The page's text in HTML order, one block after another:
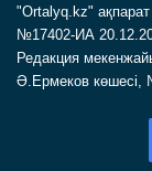
"Ortalyq.kz" ақпарат
№17402-ИА
Редакция
Ә.Ермеков көшесі,